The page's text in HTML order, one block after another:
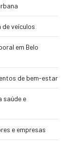
veículos
em Belo
de bem-estar
saúde e
e empresas